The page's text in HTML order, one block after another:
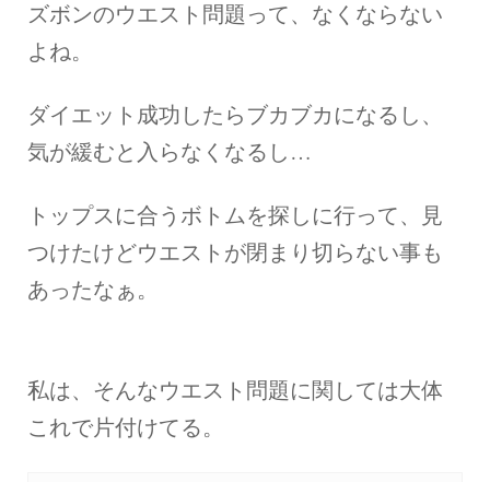
ズボンのウエスト問題って、なくならない
よね。
ダイエット成功したらブカブカになるし、
気が緩むと入らなくなるし…
トップスに合うボトムを探しに行って、見
つけたけどウエストが閉まり切らない事も
あったなぁ。
私は、そんなウエスト問題に関しては大体
これで片付けてる。